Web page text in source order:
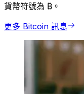
貨幣符號為 ₿。
更多 Bitcoin 訊息